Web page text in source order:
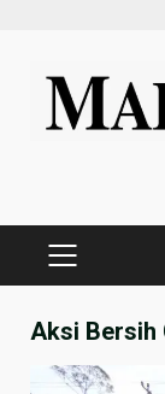
content
PRIMARY
Aksi Bersih